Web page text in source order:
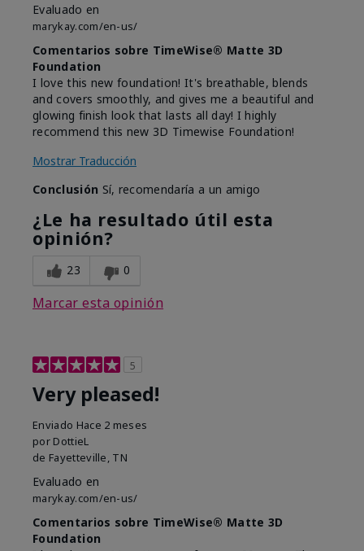
Evaluado en
marykay.com/en-us/
Comentarios sobre TimeWise® Matte 3D
Foundation
I love this new foundation! It's breathable, blends
and covers smoothly, and gives me a beautiful and
glowing finish look that lasts all day! I highly
recommend this new 3D Timewise Foundation!
Mostrar Traducción
Conclusión Sí, recomendaría a un amigo
¿Le ha resultado útil esta
opinión?
23 0
Marcar esta opinión
5
Very pleased!
Enviado Hace 2 meses
por DottieL
de Fayetteville, TN
Evaluado en
marykay.com/en-us/
Comentarios sobre TimeWise® Matte 3D
Foundation